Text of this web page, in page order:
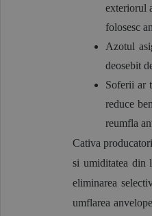
exteriorul
folosesc
Azotul
deosebit
Soferii ar
reduce
reumfla
Cativa
si umiditatea din
eliminarea
umflarea